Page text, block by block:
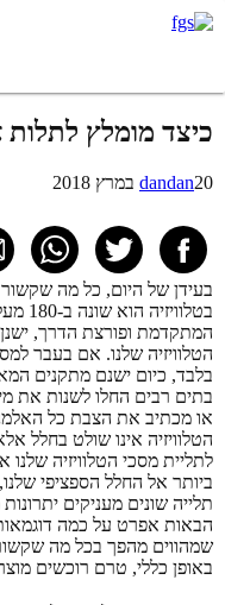
כיצד מומלץ לתלות
dandan20 במרץ 2018
בעידן של היום, כל מה שקשור
המתקדמת ופורצת הדרך,
הטלוויזיה שלנו. אם בעבר
בתים רבים החלו לשנות את
או מכתיב את הצבת כל
הטלוויזיה אינו שולט בחלל
לתליית מסכי הטלוויזיה
ביותר אל החלל הספציפי
תלייה שונים מעניקים
הבאות אפרט על כמה דוגמאות
שמהווים מהפך בכל מה
באופן כללי, טרם רוכשים